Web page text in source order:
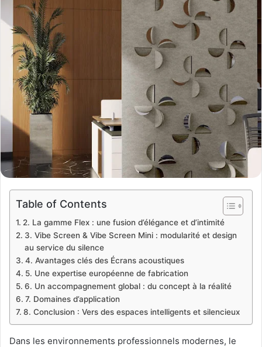
Table of Contents
2. La gamme Flex : une fusion d’élégance et d’intimité
3. Vibe Screen & Vibe Screen Mini : modularité et design
au service du silence
4. Avantages clés des Écrans acoustiques
5. Une expertise européenne de fabrication
6. Un accompagnement global : du concept à la réalité
7. Domaines d’application
8. Conclusion : Vers des espaces intelligents et silencieux
Dans les environnements professionnels modernes, le